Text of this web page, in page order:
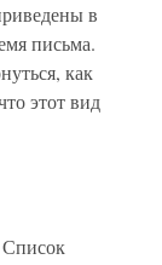
в
письма.
как
этот вид